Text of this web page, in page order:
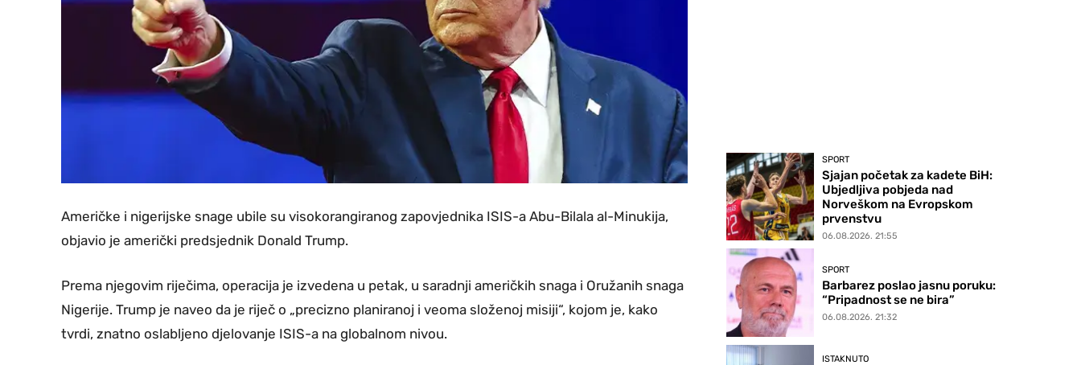
Američke i nigerijske snage ubile su visokorangiranog zapovjednika ISIS-a Abu-Bilala al-Minukija,
objavio je američki predsjednik Donald Trump.
Prema njegovim riječima, operacija je izvedena u petak, u saradnji američkih snaga i Oružanih snaga
Nigerije. Trump je naveo da je riječ o „precizno planiranoj i veoma složenoj misiji“, kojom je, kako
tvrdi, znatno oslabljeno djelovanje ISIS-a na globalnom nivou.
SPORT
Sjajan početak za kadete BiH:
Ubjedljiva pobjeda nad
Norveškom na Evropskom
prvenstvu
06.08.2026. 21:55
SPORT
Barbarez poslao jasnu poruku:
“Pripadnost se ne bira”
06.08.2026. 21:32
ISTAKNUTO